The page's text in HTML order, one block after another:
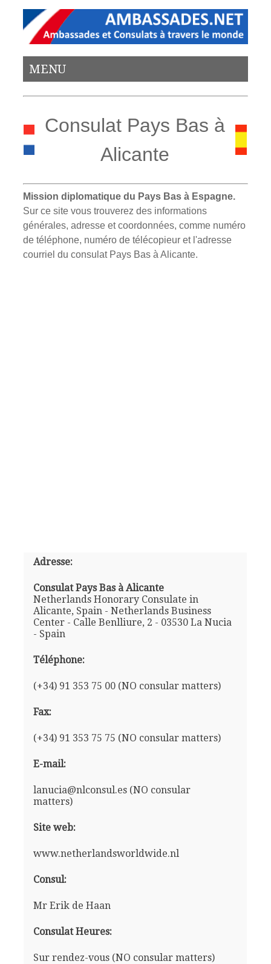
MENU
Consulat Pays Bas à
Alicante
Mission diplomatique du Pays Bas à Espagne.
Sur ce site vous trouverez des informations
générales, adresse et coordonnées, comme numéro
de téléphone, numéro de télécopieur et l'adresse
courriel du consulat Pays Bas à Alicante.
Adresse:
Consulat Pays Bas à Alicante
Netherlands Honorary Consulate in
Alicante, Spain - Netherlands Business
Center - Calle Benlliure, 2 - 03530 La Nucia
- Spain
Téléphone:
(+34) 91 353 75 00 (NO consular matters)
Fax:
(+34) 91 353 75 75 (NO consular matters)
E-mail:
lanucia@nlconsul.es (NO consular
matters)
Site web:
www.netherlandsworldwide.nl
Consul:
Mr Erik de Haan
Consulat Heures:
Sur rendez-vous (NO consular matters)